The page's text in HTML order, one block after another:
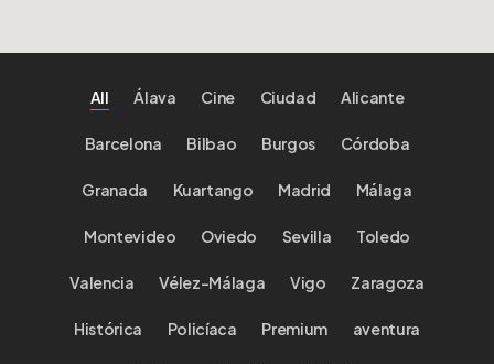
All Álava Cine Ciudad Alicante
Barcelona Bilbao Burgos Córdoba
Granada Kuartango Madrid Málaga
Montevideo Oviedo Sevilla Toledo
Valencia Vélez-Málaga Vigo Zaragoza
Histórica Policíaca Premium aventura